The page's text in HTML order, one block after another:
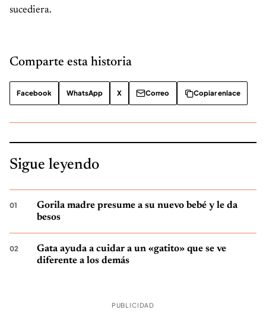
sucediera.
Comparte esta historia
Facebook WhatsApp X Correo Copiar enlace
Sigue leyendo
Gorila madre presume a su nuevo bebé y le da
besos
Gata ayuda a cuidar a un «gatito» que se ve
diferente a los demás
PUBLICIDAD